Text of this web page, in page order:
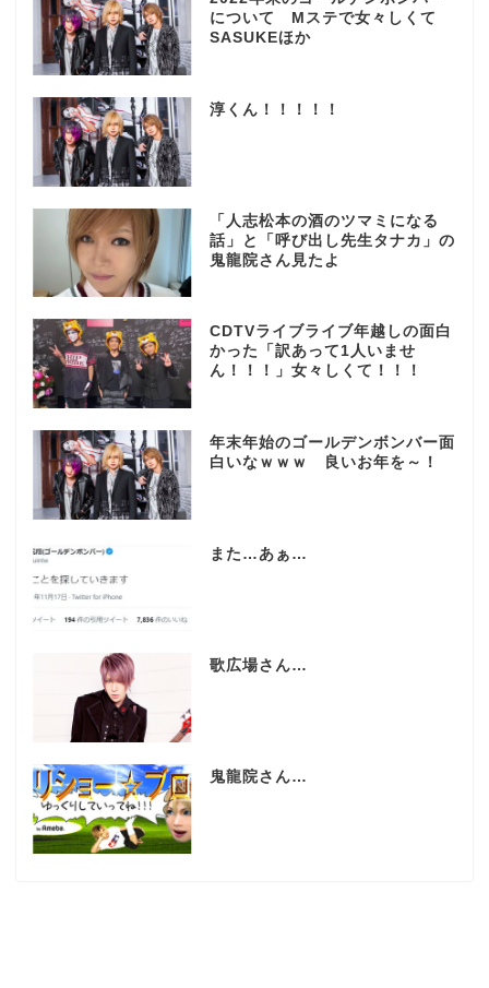
について Mステで女々しくて
SASUKEほか
淳くん！！！！！
「人志松本の酒のツマミになる
話」と「呼び出し先生タナカ」の
鬼龍院さん見たよ
CDTVライブライブ年越しの面白
かった「訳あって1人いませ
ん！！！」女々しくて！！！
年末年始のゴールデンボンバー面
白いなｗｗｗ 良いお年を～！
また…あぁ…
歌広場さん…
鬼龍院さん…